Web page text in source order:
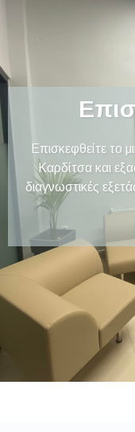
Επισκεφθείτε το
Καρδίτσα και
διαγνωστικές